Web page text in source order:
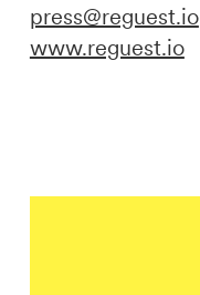
press@reguest.io
www.reguest.io